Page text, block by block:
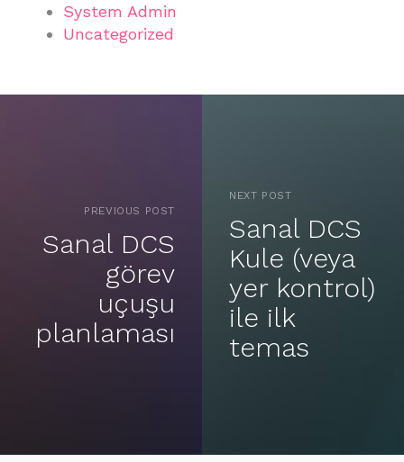
System Admin
Uncategorized
PREVIOUS POST
Sanal DCS
görev
uçuşu
planlaması
NEXT POST
Sanal DCS
Kule (veya
yer kontrol)
ile ilk
temas